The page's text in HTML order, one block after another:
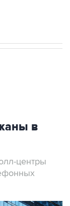
в
центры